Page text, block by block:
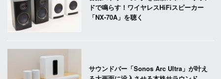
ドで鳴らす！ワイヤレスHiFiスピーカー
「NX-70A」を聴く
サウンドバー「Sonos Arc Ultra」が叶え